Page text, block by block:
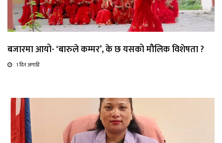
बजारमा आयो- ‘बारुले कम्मर’, के छ यसको मौलिक विशेषता ?
1 दिन अगाडि